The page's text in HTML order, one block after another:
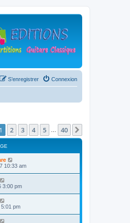
Connexion
S’enregistrer
sur40
1 2 3 4 5 40
10:33 am
3:00 pm
5:01 pm